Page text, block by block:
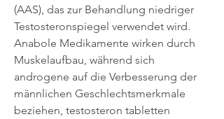
(AAS), das zur Behandlung niedriger
Testosteronspiegel verwendet wird.
Anabole Medikamente wirken durch
Muskelaufbau, während sich
androgene auf die Verbesserung der
männlichen Geschlechtsmerkmale
beziehen, testosteron tabletten